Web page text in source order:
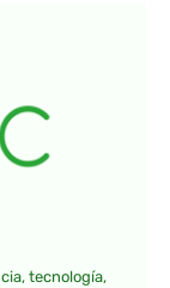
tecnología,